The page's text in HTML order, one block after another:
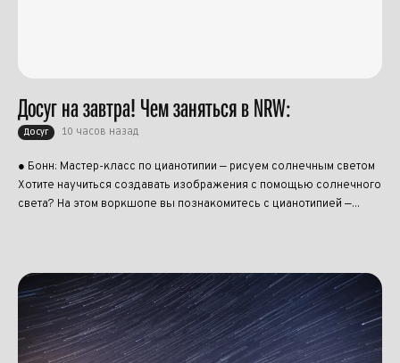
Досуг на завтра! Чем заняться в NRW:
Досуг 10 часов назад
● Бонн: Мастер-класс по цианотипии — рисуем солнечным светом
Хотите научиться создавать изображения с помощью солнечного
света? На этом воркшопе вы познакомитесь с цианотипией —...